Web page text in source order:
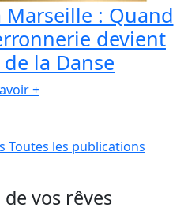
: Quand
devient
la Danse
+
Toutes les publications
vos rêves